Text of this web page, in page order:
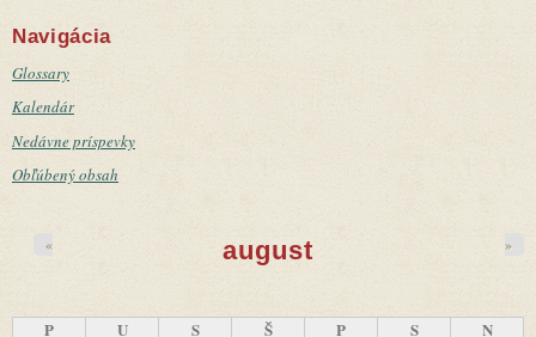
Navigácia
Glossary
Kalendár
Nedávne príspevky
Obľúbený obsah
august
« »
P U S Š P S N